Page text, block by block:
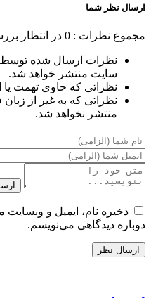
ارسال نظر شما
مجموع نظرات : 0 در انتظار
نظرات ارسال شده توسط
سایت منتشر خواهد شد.
نظراتی که حاوی تهمت یا
نظراتی که به غیر از
منتشر نخواهد شد.
ذخیره نام، ایمیل و
دوباره دیدگاهی می‌نویسم.